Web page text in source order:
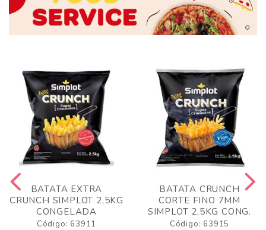
BATATA EXTRA
CRUNCH SIMPLOT 2,5KG
CONGELADA
Código: 63911
BATATA CRUNCH
CORTE FINO 7MM
SIMPLOT 2,5KG CONG.
Código: 63915